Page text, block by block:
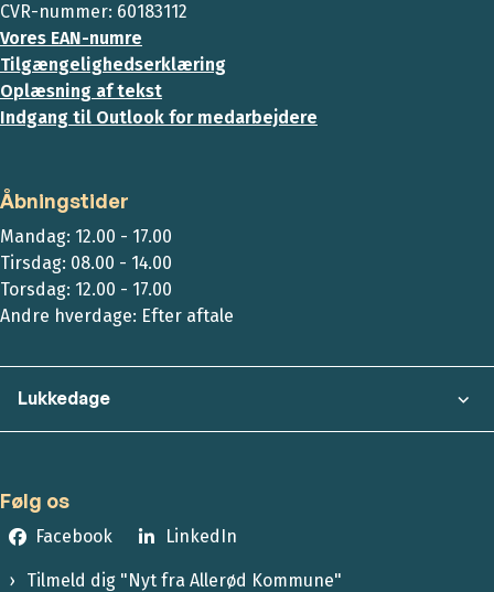
CVR-nummer: 60183112
Vores EAN-numre
Tilgængelighedserklæring
Oplæsning af tekst
Indgang til Outlook for medarbejdere
Åbningstider
Mandag: 12.00 - 17.00
Tirsdag: 08.00 - 14.00
Torsdag: 12.00 - 17.00
Andre hverdage: Efter aftale
Lukkedage
Følg os
Facebook LinkedIn
Tilmeld dig "Nyt fra Allerød Kommune"